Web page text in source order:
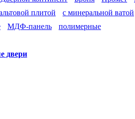
плитой
с минеральной ватой
МДФ-панель
полимерные
двери